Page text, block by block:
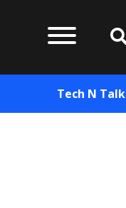
Tech N Talk